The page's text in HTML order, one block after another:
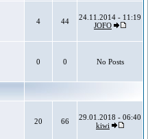
4 44
24.11.2014 - 11:19
JOFO
0 0 No Posts
20 66
29.01.2018 - 06:40
kiwi